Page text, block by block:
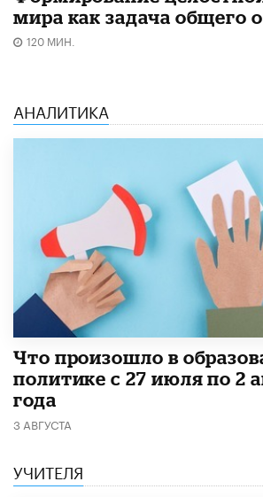
мира как задача общего
120 МИН.
АНАЛИТИКА
​Что произошло в
политике с 27 июля по 2
года
3 АВГУСТА
УЧИТЕЛЯ